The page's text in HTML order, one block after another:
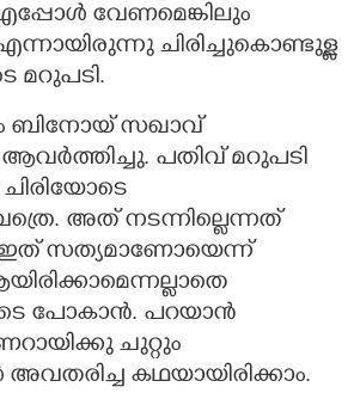
വേണമെങ്കിലും
ചിരിച്ചുകൊണ്ടുള്ള
മറുപടി.
ബിനോയ് സഖാവ്
ആവർത്തിച്ചു. പതിവ് മറുപടി
അത് നടന്നില്ലെന്നത്
ഇത് സത്യമാണോയെന്ന്
പോകാൻ. പറയാൻ
ചുറ്റും
കഥയായിരിക്കാം.